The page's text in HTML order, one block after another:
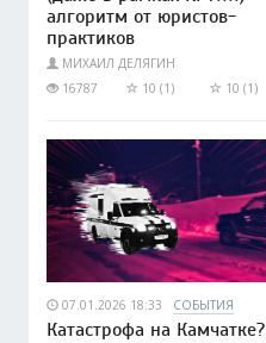
алгоритм от юристов-
практиков
МИХАИЛ ДЕЛЯГИН
16787
10 (1) 10 (1)
07.01.2026 18:33 СОБЫТИЯ
Катастрофа на Камчатке?